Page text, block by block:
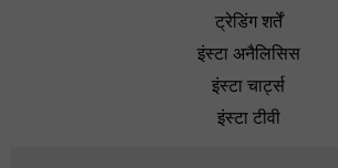
ट्रेडिंग शर्तें
इंस्टा अनैलिसिस
इंस्टा चार्ट्स
इंस्टा टीवी